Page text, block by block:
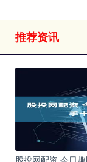
推荐资讯
股投网配资 今日